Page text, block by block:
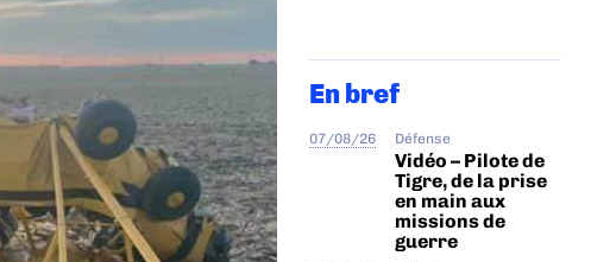
En bref
07/08/26 Défense
Vidéo – Pilote de
Tigre, de la prise
en main aux
missions de
guerre